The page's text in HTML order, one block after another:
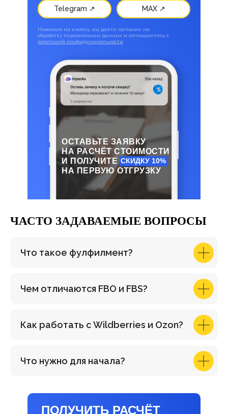
Нажимая на кнопку, вы даете согласие на
обработку персональных данных и соглашаетесь c
политикой конфиденциальности
ОСТАВЬТЕ ЗАЯВКУ
НА РАСЧЁТ СТОИМОСТИ
И ПОЛУЧИТЕ
НА ПЕРВУЮ ОТГРУЗКУ
СКИДКУ 10%
MAX ↗
Telegram ↗
ЧАСТО ЗАДАВАЕМЫЕ ВОПРОСЫ
Что такое фулфилмент?
Чем отличаются FBO и FBS?
Как работать с Wildberries и Ozon?
Что нужно для начала?
ПОЛУЧИТЬ РАСЧЁТ